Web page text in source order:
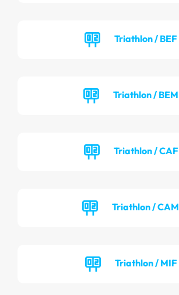
Triathlon / BEF
Triathlon / BEM
Triathlon / CAF
Triathlon / CAM
Triathlon / MIF